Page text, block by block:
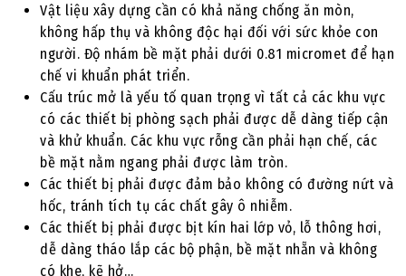
Vật liệu xây dựng cần có khả năng chống ăn mòn,
không hấp thụ và không độc hại đối với sức khỏe con
người. Độ nhám bề mặt phải dưới 0.81 micromet để hạn
chế vi khuẩn phát triển.
Cấu trúc mở là yếu tố quan trọng vì tất cả các khu vực
có các thiết bị phòng sạch phải được dễ dàng tiếp cận
và khử khuẩn. Các khu vực rỗng cần phải hạn chế, các
bề mặt nằm ngang phải được làm tròn.
Các thiết bị phải được đảm bảo không có đường nứt và
hốc, tránh tích tụ các chất gây ô nhiễm.
Các thiết bị phải được bịt kín hai lớp vỏ, lỗ thông hơi,
dễ dàng tháo lắp các bộ phận, bề mặt nhẵn và không
có khe, kẽ hở…